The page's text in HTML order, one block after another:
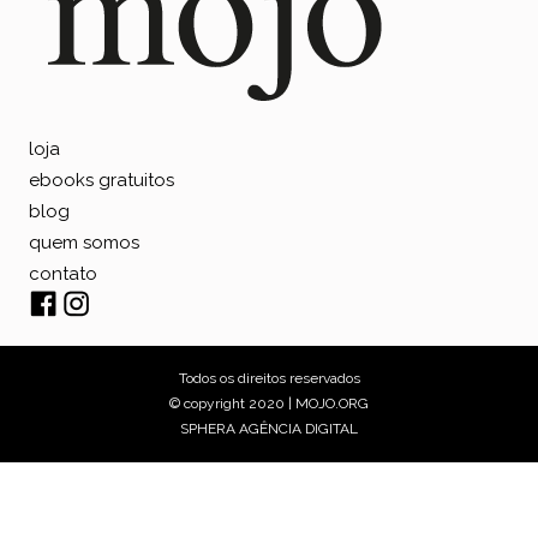
loja
ebooks gratuitos
blog
quem somos
contato
Todos os direitos reservados
© copyright 2020 | MOJO.ORG
SPHERA AGÊNCIA DIGITAL